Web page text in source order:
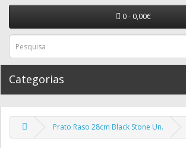
0 - 0,00€
Categorias
Prato Raso 28cm Black Stone Un.